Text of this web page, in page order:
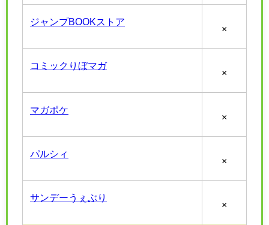
ジャンプBOOKストア
×
コミックりぼマガ
×
マガポケ
×
パルシィ
×
サンデーうぇぶり
×